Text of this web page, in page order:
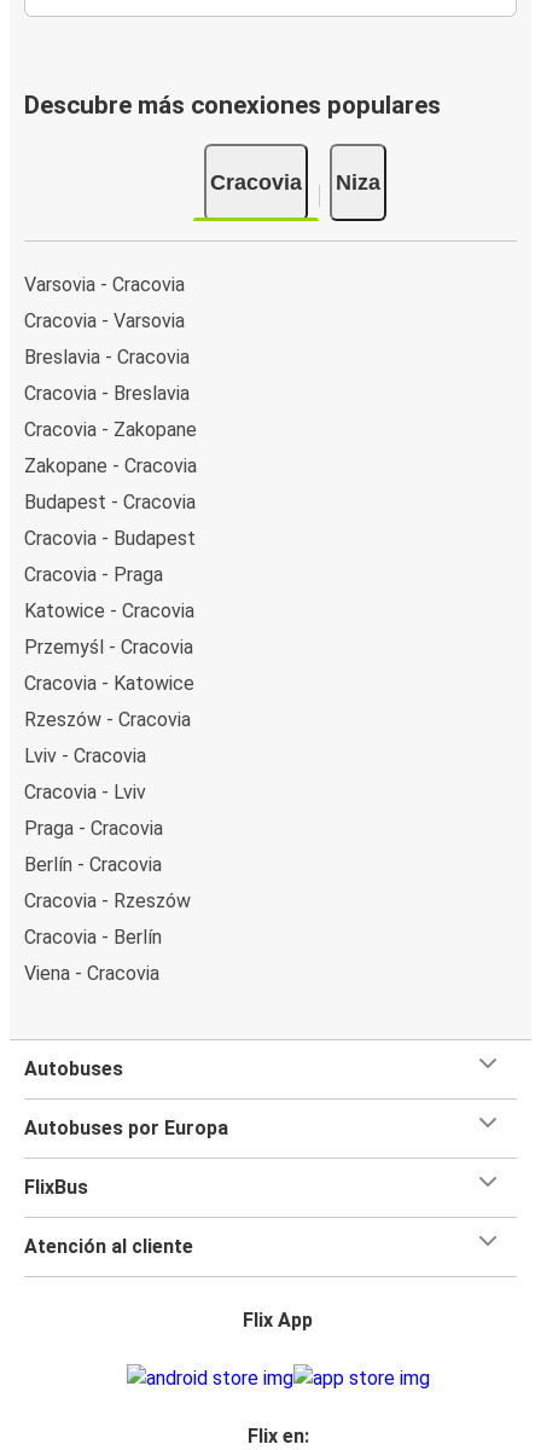
Descubre más conexiones populares
Cracovia Niza
Varsovia - Cracovia
Cracovia - Varsovia
Breslavia - Cracovia
Cracovia - Breslavia
Cracovia - Zakopane
Zakopane - Cracovia
Budapest - Cracovia
Cracovia - Budapest
Cracovia - Praga
Katowice - Cracovia
Przemyśl - Cracovia
Cracovia - Katowice
Rzeszów - Cracovia
Lviv - Cracovia
Cracovia - Lviv
Praga - Cracovia
Berlín - Cracovia
Cracovia - Rzeszów
Cracovia - Berlín
Viena - Cracovia
Autobuses
Autobuses por Europa
FlixBus
Atención al cliente
Flix App
Flix en: